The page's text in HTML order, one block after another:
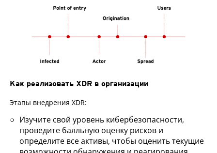
Как реализовать XDR в организации
Этапы внедрения XDR:
Изучите свой уровень кибербезопасности,
проведите балльную оценку рисков и
определите все активы, чтобы оценить текущие